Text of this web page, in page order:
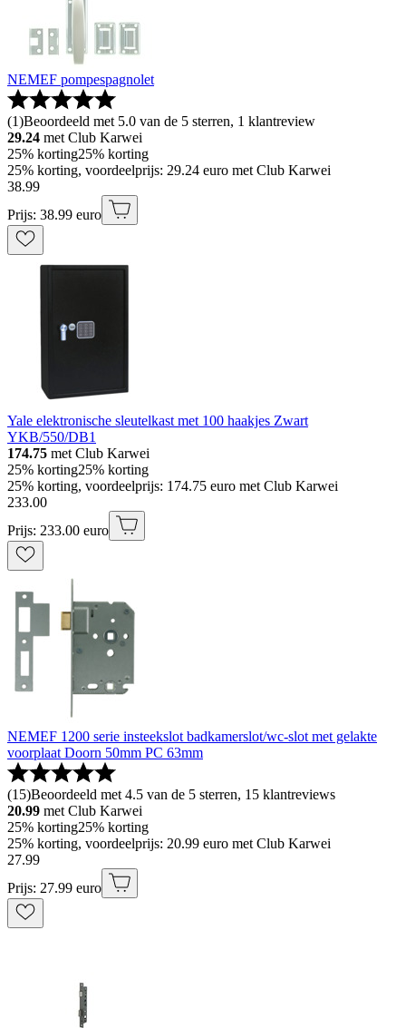
NEMEF pompespagnolet
(1)Beoordeeld met 5.0 van de 5 sterren, 1 klantreview
29.24 met Club Karwei
25% korting25% korting
25% korting, voordeelprijs: 29.24 euro met Club Karwei
38.99
Prijs: 38.99 euro
Yale elektronische sleutelkast met 100 haakjes Zwart
YKB/550/DB1
174.75 met Club Karwei
25% korting25% korting
25% korting, voordeelprijs: 174.75 euro met Club Karwei
233.00
Prijs: 233.00 euro
NEMEF 1200 serie insteekslot badkamerslot/wc-slot met gelakte
voorplaat Doorn 50mm PC 63mm
(15)Beoordeeld met 4.5 van de 5 sterren, 15 klantreviews
20.99 met Club Karwei
25% korting25% korting
25% korting, voordeelprijs: 20.99 euro met Club Karwei
27.99
Prijs: 27.99 euro